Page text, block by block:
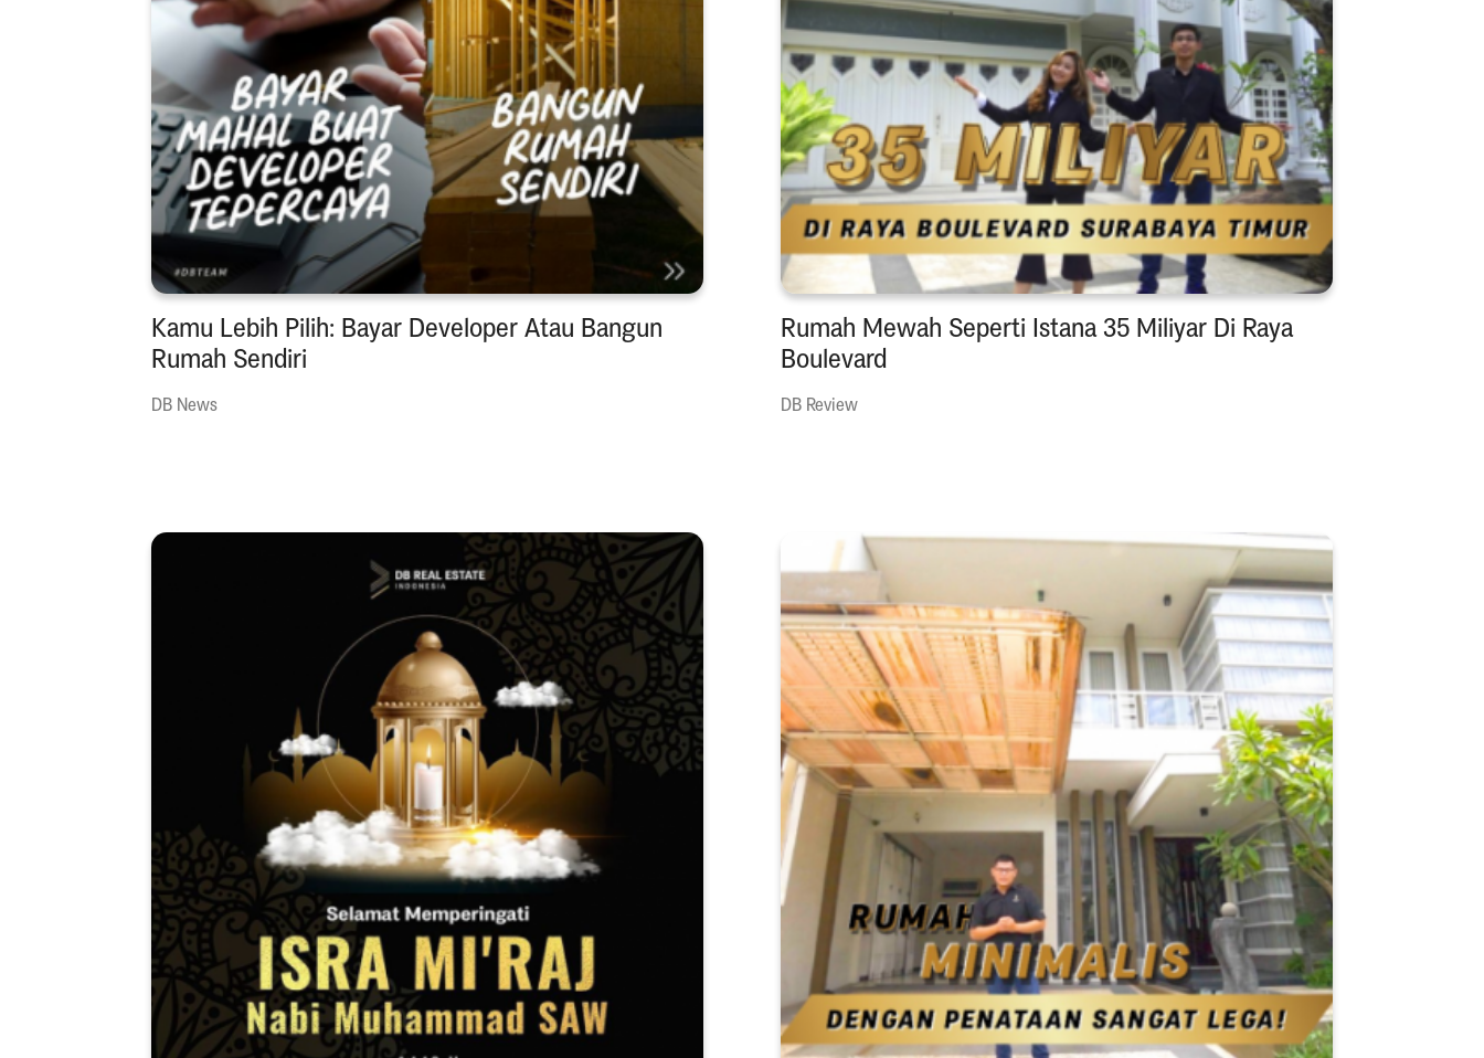
Kamu Lebih Pilih: Bayar Developer Atau Bangun
Rumah Sendiri
DB News
Rumah Mewah Seperti Istana 35 Miliyar Di Raya
Boulevard
DB Review